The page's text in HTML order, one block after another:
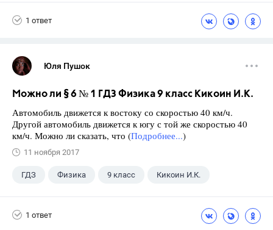
1 ответ
Юля Пушок
Можно ли § 6 № 1 ГДЗ Физика 9 класс Кикоин И.К.
Автомобиль движется к востоку со скоростью 40 км/ч.
Другой автомобиль движется к югу с той же скоростью 40
км/ч. Можно ли сказать, что (Подробнее...)
11 ноября 2017
ГДЗ Физика 9 класс Кикоин И.К.
1 ответ